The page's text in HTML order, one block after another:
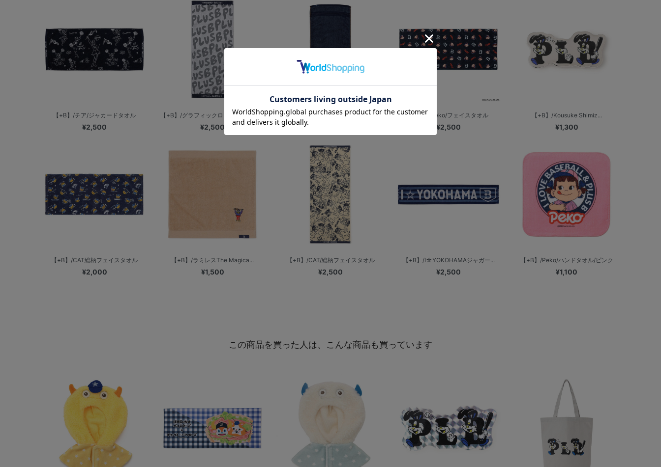
【+B】/チア/ジャカードタオル
¥2,500
【+B】/グラフィックロゴ/ジャガード...
¥2,500
【+B】/インディゴフェイスタオル 【+B】/Peko/フェイスタオル
¥2,500
【+B】/Kousuke Shimiz...
¥1,300
【+B】/CAT総柄フェイスタオル
¥2,000
【+B】/ラミレスThe Magica...
¥1,500
【+B】/CAT/総柄フェイスタオル
¥2,500
【+B】/I☆YOKOHAMAジャガー...
¥2,500
【+B】/Peko/ハンドタオル/ピンク
¥1,100
この商品を買った人は、こんな商品も買っています